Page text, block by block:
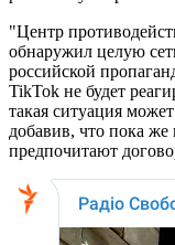
"Центр
обнаружил целую
российской
TikTok не будет
такая ситуация
добавив, что пока же
предпочитают